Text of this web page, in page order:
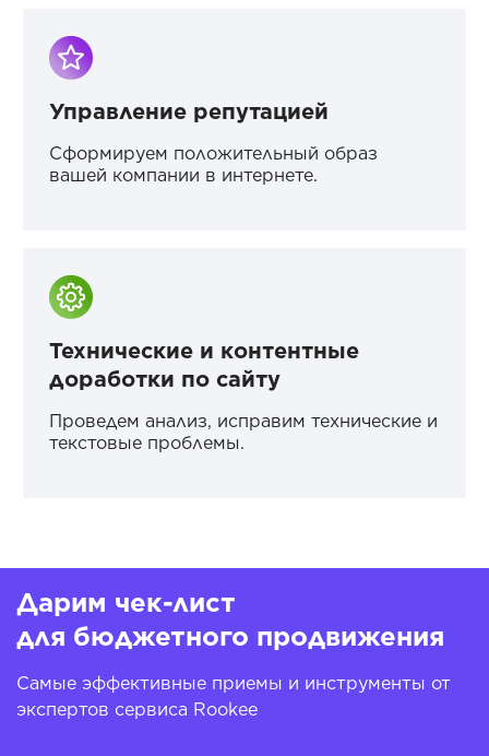
Управление репутацией
Сформируем положительный образ
вашей компании в интернете.
Технические и контентные
доработки по сайту
Проведем анализ, исправим технические и
текстовые проблемы.
Дарим чек-лист
для бюджетного продвижения
Самые эффективные приемы и инструменты от
экспертов сервиса Rookee